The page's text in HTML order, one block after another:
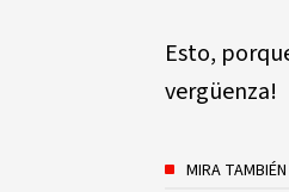
Esto,
vergüenza!
MIRA TAMBIÉN